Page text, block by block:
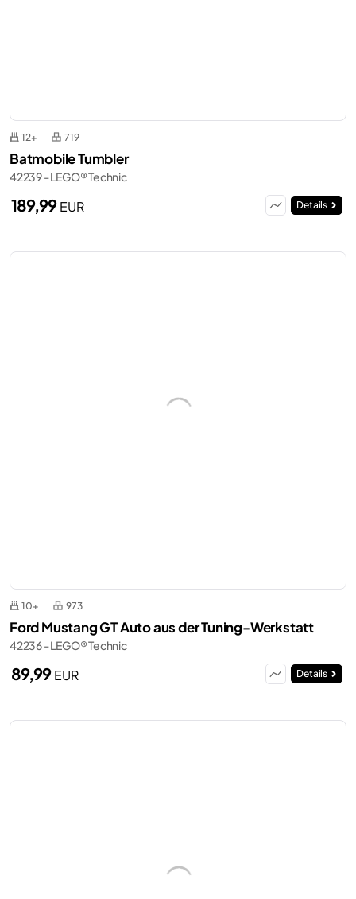
12+ 719
Batmobile Tumbler
42239 - LEGO® Technic
189,99EUR Details
10+ 973
Ford Mustang GT Auto aus der Tuning-Werkstatt
42236 - LEGO® Technic
89,99EUR Details